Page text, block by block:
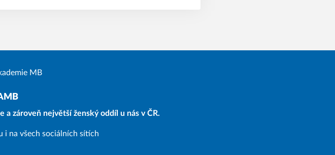
zároveň největší ženský oddíl u nás v ČR.
i na všech sociálních sítích